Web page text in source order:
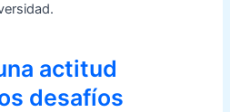
actitud
desafíos